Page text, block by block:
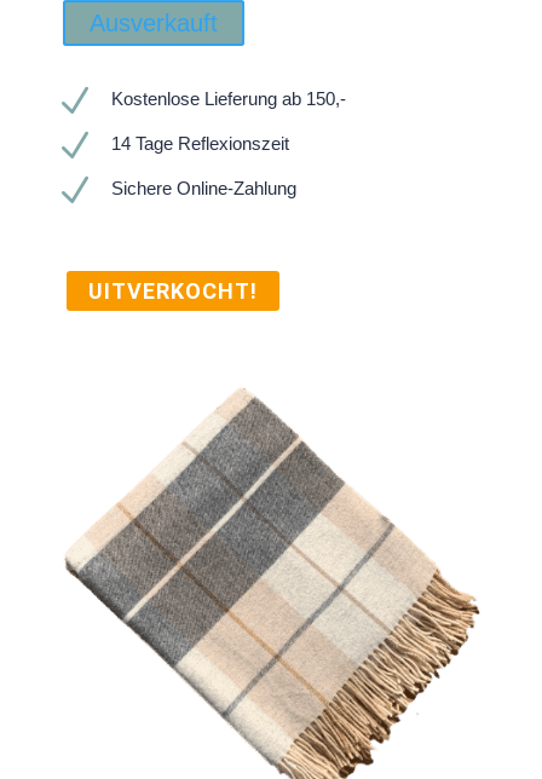
Ausverkauft
N Kostenlose Lieferung ab 150,-
N 14 Tage Reflexionszeit
N Sichere Online-Zahlung
UITVERKOCHT!